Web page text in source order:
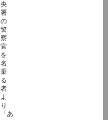
央
署
の
警
察
官
を
名
乗
る
者
よ
り
「あ